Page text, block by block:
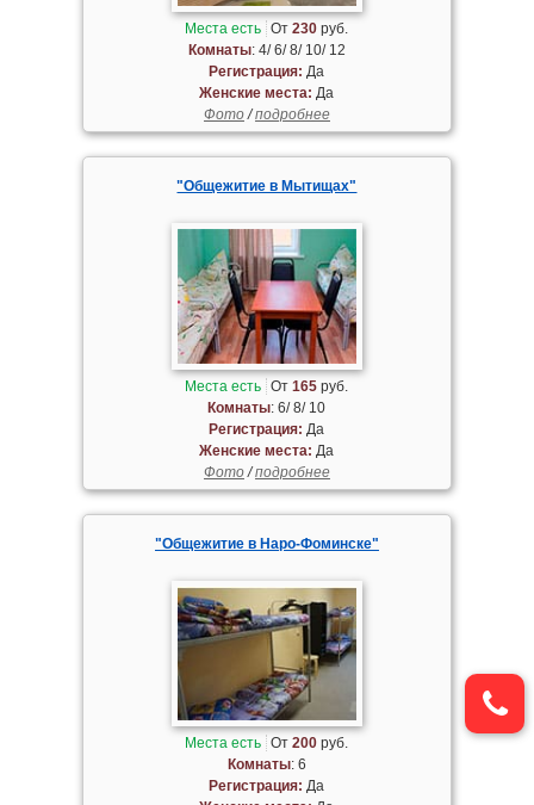
Места есть От230 руб.
Комнаты: 4/ 6/ 8/ 10/ 12
Регистрация: Да
Женские места: Да
Фото/подробнее
"Общежитие в Мытищах"
Места есть От165 руб.
Комнаты: 6/ 8/ 10
Регистрация: Да
Женские места: Да
Фото/подробнее
"Общежитие в Наро-Фоминске"
Места есть От200 руб.
Комнаты: 6
Регистрация: Да